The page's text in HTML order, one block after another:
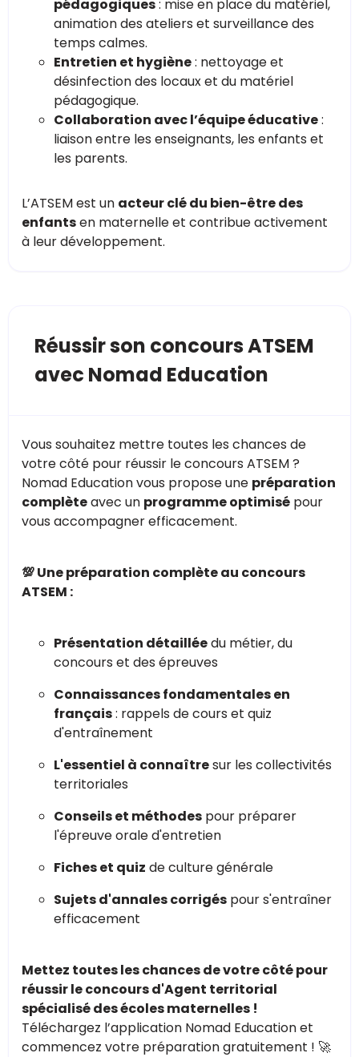
pédagogiques: mise en place du matériel,
animation des ateliers et surveillance des
temps calmes.
Entretien et hygiène: nettoyage et
désinfection des locaux et du matériel
pédagogique.
Collaboration avec l’équipe éducative:
liaison entre les enseignants, les enfants et
les parents.
L’ATSEM est un acteur clé du bien-être des
enfantsen maternelle et contribue activement
à leur développement.
Réussir son concours ATSEM
avec Nomad Education
Vous souhaitez mettre toutes les chances de
votre côté pour réussir le concours ATSEM ?
Nomad Education vous propose une préparation
complèteavec un programme optimisé pour
vous accompagner efficacement.
💯 Une préparation complète au concours
ATSEM :
Présentation détailléedu métier, du
concours et des épreuves
Connaissances fondamentales en
français: rappels de cours et quiz
d'entraînement
L'essentiel à connaîtresur les collectivités
territoriales
Conseils et méthodes pour préparer
l'épreuve orale d'entretien
Fiches et quiz de culture générale
Sujets d'annales corrigés pour s'entraîner
efficacement
Mettez toutes les chances de votre côté pour
réussir le concours d'Agent territorial
spécialisé des écoles maternelles !
Téléchargez l’application Nomad Education et
commencez votre préparation gratuitement ! 🚀